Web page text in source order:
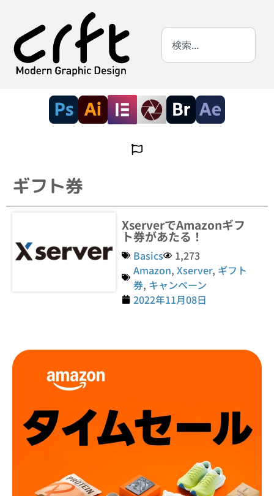
ギフト券
XserverでAmazonギフ
ト券があたる！
Basics
1,273
Amazon,Xserver, ギフト
券, キャンペーン
2022年11月08日